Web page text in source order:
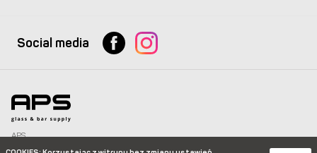
Social media
APS
Glass & Bar Supply Sp. z o.o. wszystkie prawa zastrzeżone.